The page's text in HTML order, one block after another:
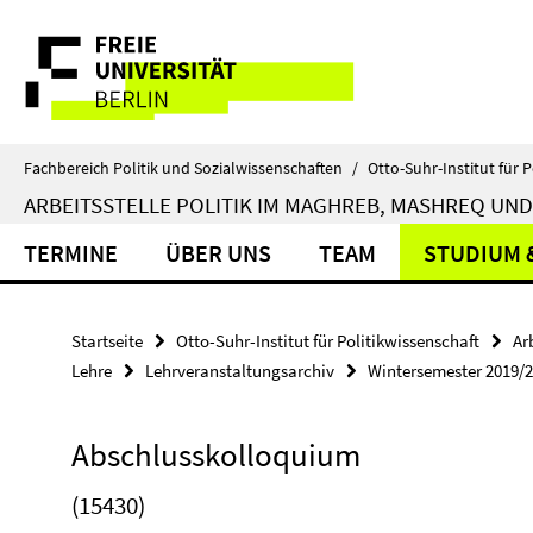
direkt
Inhalt
Service-
Navigation
Fachbereich Politik und Sozialwissenschaften / Otto-Suhr-Institut für
ARBEITSSTELLE POLITIK IM MAGHREB, MASHREQ
TERMINE ÜBER UNS TEAM STUDIUM
Startseite Otto-Suhr-Institut für Politikwissenschaft
Lehre
Lehrveranstaltungsarchiv Wintersemester 2019/
Abschlusskolloquium
(15430)